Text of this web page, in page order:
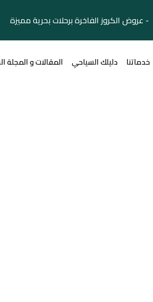
الكروز الفاخرة برحلات بحرية
خدماتنا دليلك السياحي المقالات و المجلة